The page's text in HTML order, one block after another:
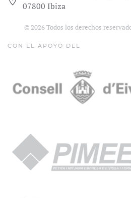
07800 Ibiza
© 2026Todos los derechos
CON EL APOYO DEL